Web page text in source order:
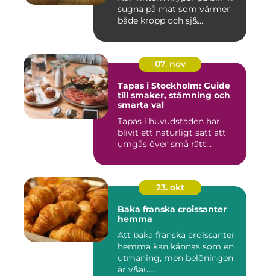
sugna på mat som värmer
både kropp och sj&...
07. nov
Tapas i Stockholm: Guide
till smaker, stämning och
smarta val
Tapas i huvudstaden har
blivit ett naturligt sätt att
umgås över små rätt...
23. okt
Baka franska croissanter
hemma
Att baka franska croissanter
hemma kan kännas som en
utmaning, men belöningen
är v&au...